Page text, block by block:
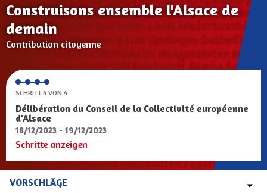
Construisons ensemble l'Alsace de
demain
Contribution citoyenne
SCHRITT 4 VON 4
Délibération du Conseil de la Collectivité européenne
d'Alsace
18/12/2023 - 19/12/2023
Schritte anzeigen
VORSCHLÄGE